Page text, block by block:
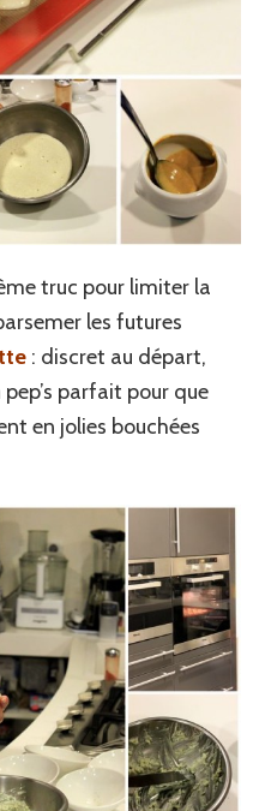
truc pour limiter la
les futures
: discret au départ,
parfait pour que
en jolies bouchées